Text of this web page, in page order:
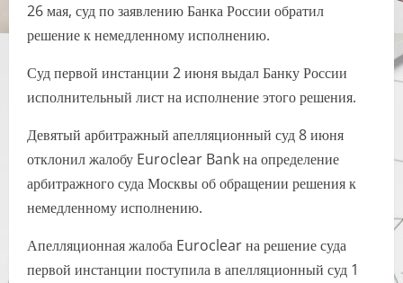
26 мая, суд по заявлению Банка России обратил
решение к немедленному исполнению.
Суд первой инстанции 2 июня выдал Банку России
исполнительный лист на исполнение этого решения.
Девятый арбитражный апелляционный суд 8 июня
отклонил жалобу Euroclear Bank на определение
арбитражного суда Москвы об обращении решения к
немедленному исполнению.
Апелляционная жалоба Euroclear на решение суда
первой инстанции поступила в апелляционный суд 1